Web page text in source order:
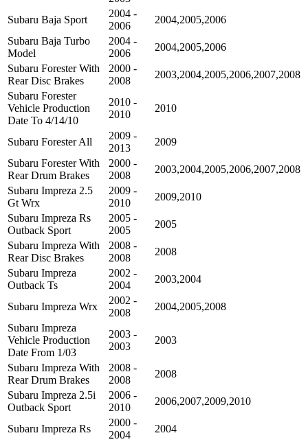
Subaru Baja Sport
2004 -
2006
2004,2005,2006
Subaru Baja Turbo
Model
2004 -
2006
2004,2005,2006
Subaru Forester With
Rear Disc Brakes
2000 -
2008
2003,2004,2005,2006,2007,2008
Subaru Forester
Vehicle Production
Date To 4/14/10
2010 -
2010
2010
Subaru Forester All
2009 -
2013
2009
Subaru Forester With
Rear Drum Brakes
2000 -
2008
2003,2004,2005,2006,2007,2008
Subaru Impreza 2.5
Gt Wrx
2009 -
2010
2009,2010
Subaru Impreza Rs
Outback Sport
2005 -
2005
2005
Subaru Impreza With
Rear Disc Brakes
2008 -
2008
2008
Subaru Impreza
Outback Ts
2002 -
2004
2003,2004
Subaru Impreza Wrx
2002 -
2008
2004,2005,2008
Subaru Impreza
Vehicle Production
Date From 1/03
2003 -
2003
2003
Subaru Impreza With
Rear Drum Brakes
2008 -
2008
2008
Subaru Impreza 2.5i
Outback Sport
2006 -
2010
2006,2007,2009,2010
Subaru Impreza Rs
2000 -
2004
2004